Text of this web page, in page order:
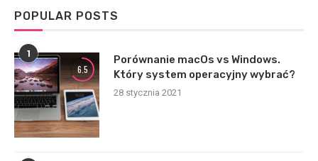
POPULAR POSTS
1
6.5
Porównanie macOs vs Windows.
Który system operacyjny wybrać?
28 stycznia 2021